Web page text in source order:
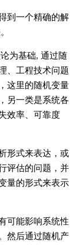
到一个精确的解
为基础, 通过随
、工程技术问题
这里的随机变量
另一类是系统各
效率、可靠度
形式来表达，或
评估的问题，并
量的形式来表示
可能影响系统性
然后通过随机产